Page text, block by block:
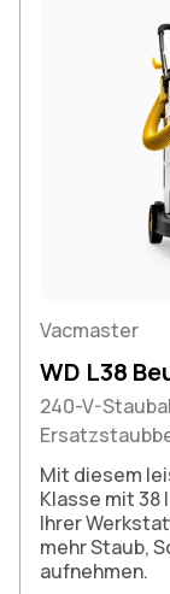
Vacmaster
WD L38
240-V-
Mit diesem
Klasse mit 38
Ihrer
mehr Staub,
aufnehmen.